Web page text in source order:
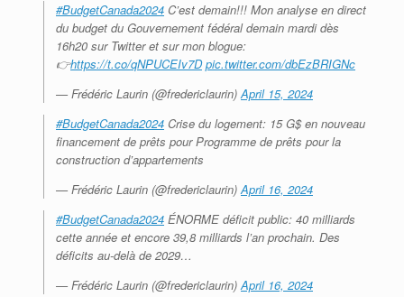
#BudgetCanada2024 C’est demain!!! Mon analyse en direct
du budget du Gouvernement fédéral demain mardi dès
16h20 sur Twitter et sur mon blogue:
👉https://t.co/qNPUCEIv7D pic.twitter.com/dbEzBRIGNc
— Frédéric Laurin (@fredericlaurin)April 15, 2024
#BudgetCanada2024 Crise du logement: 15 G$ en nouveau
financement de prêts pour Programme de prêts pour la
construction d’appartements
— Frédéric Laurin (@fredericlaurin)April 16, 2024
#BudgetCanada2024 ÉNORME déficit public: 40 milliards
cette année et encore 39,8 milliards l’an prochain. Des
déficits au-delà de 2029…
— Frédéric Laurin (@fredericlaurin)April 16, 2024